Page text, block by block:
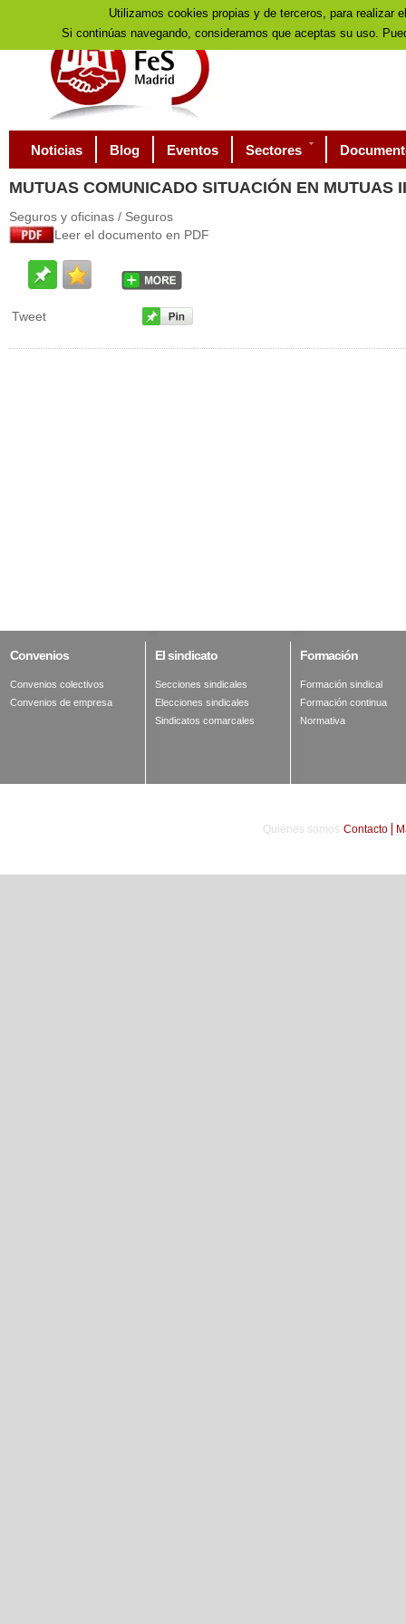
Noticias Blog Eventos Sectores
MUTUAS COMUNICADO SITUACIÓN EN MUTUAS II
Seguros y oficinas / Seguros
Leer el documento en PDF
Tweet
Convenios
Convenios colectivos
Convenios de empresa
Elsindicato
Secciones sindicales
Elecciones sindicales
Sindicatos comarcales
Formación
Formación sindical
Formación continua
Normativa
Quiénes somos Contacto
Utilizamos cookies propias y de terceros, para realizar
Si continúas navegando, consideramos que aceptas su uso.